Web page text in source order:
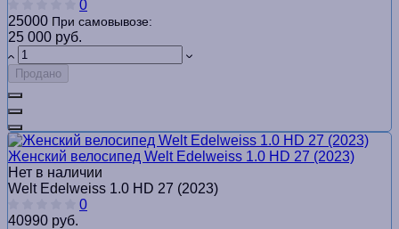
0
25000 При самовывозе:
25 000 руб.
Продано
Женский велосипед Welt Edelweiss 1.0 HD 27 (2023)
Нет в наличии
Welt Edelweiss 1.0 HD 27 (2023)
0
40990 руб.